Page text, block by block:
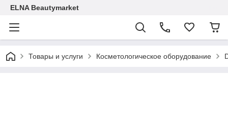
ELNA Beautymarket
Товары и услуги Косметологическое оборудование